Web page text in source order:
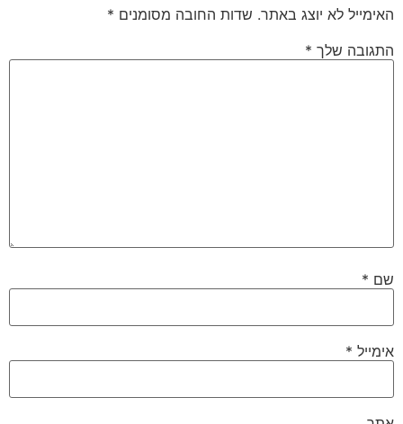
האימייל לא יוצג באתר. שדות החובה מסומנים *
התגובה שלך *
שם *
אימייל *